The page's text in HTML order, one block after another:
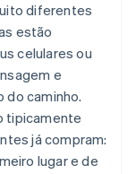
diferentes
estão
celulares ou
e
do caminho.
tipicamente
já compram:
lugar e de